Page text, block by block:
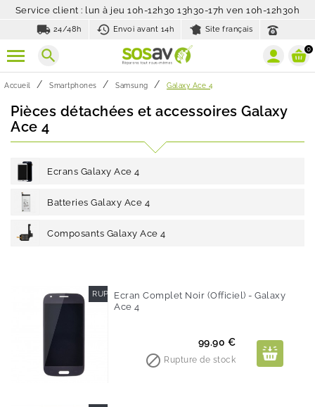
Service client : lun à jeu 10h-12h30 13h30-17h ven 10h-12h30h
local_shipping 24/48h history_toggle_off
Envoi avant 14h Site français
search 0
Accueil Smartphones Samsung Galaxy Ace 4
Pièces détachées et accessoires Galaxy
Ace 4
Ecrans Galaxy Ace 4
Batteries Galaxy Ace 4
Composants Galaxy Ace 4
RUPTURE DE STOCK
Ecran Complet Noir (Officiel) - Galaxy
Ace 4
Prix
99.90 €
 Rupture de stock